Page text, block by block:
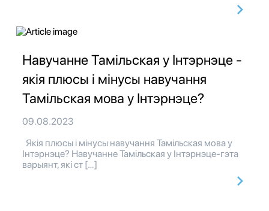
Навучанне Тамільская у Інтэрнэце -
якія плюсы і мінусы навучання
Тамільская мова у Інтэрнэце?
09.08.2023
Якія плюсы і мінусы навучання Тамільская мова у
Інтэрнэце? Навучанне Тамільская у Інтэрнэце-гэта
варыянт, які ст […]